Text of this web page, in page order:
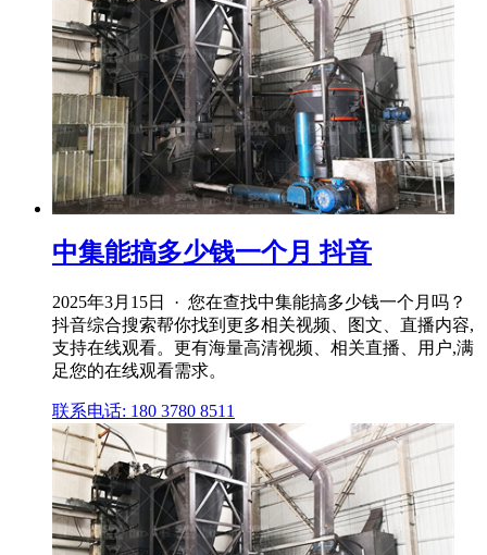
中集能搞多少钱一个月 抖音
2025年3月15日 · 您在查找中集能搞多少钱一个月吗？
抖音综合搜索帮你找到更多相关视频、图文、直播内容,
支持在线观看。更有海量高清视频、相关直播、用户,满
足您的在线观看需求。
联系电话: 180 3780 8511